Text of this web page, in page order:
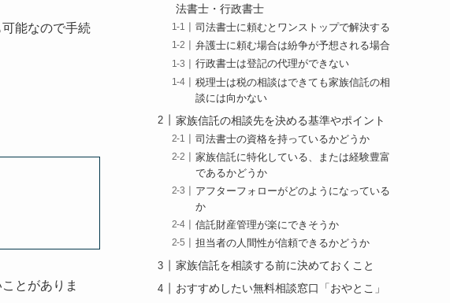
能なので手続
とがありま
法書士・行政書士
司法書士に頼むとワンストップで解決する
弁護士に頼む場合は紛争が予想される場合
行政書士は登記の代理ができない
税理士は税の相談はできても家族信託の相
談には向かない
家族信託の相談先を決める基準やポイント
司法書士の資格を持っているかどうか
家族信託に特化している、または経験豊富
であるかどうか
アフターフォローがどのようになっている
か
信託財産管理が楽にできそうか
担当者の人間性が信頼できるかどうか
家族信託を相談する前に決めておくこと
おすすめしたい無料相談窓口「おやとこ」